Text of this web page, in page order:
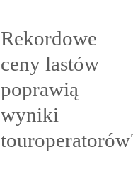
Rekordowe
ceny lastów
poprawią
wyniki